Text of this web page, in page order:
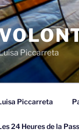
Piccarreta
Piccarreta
24 Heures de la